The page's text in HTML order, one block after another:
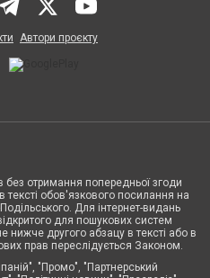
Автори проєкту
без отримання попередньої згоди
обов'язкового посилання на
Для інтернет-видань
для пошукових систем
нижче другого абзацу в тексті або в
прав переслідується Законом.
"Промо", "Партнерський